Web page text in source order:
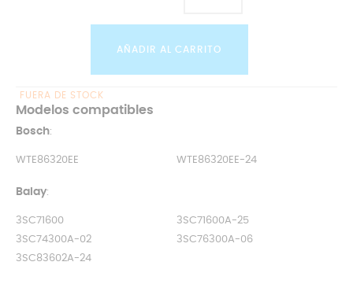
AÑADIR AL CARRITO
FUERA DE STOCK
Modelos compatibles
Bosch:
WTE86320EE WTE86320EE-24
Balay:
3SC71600
3SC71600A-25
3SC74300A-02
3SC76300A-06
3SC83602A-24